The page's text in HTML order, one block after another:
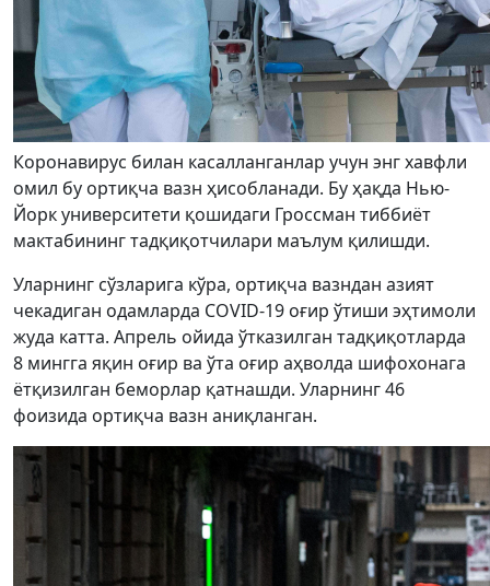
Коронавирус билан касалланганлар учун энг хавфли
омил бу ортиқча вазн ҳисобланади. Бу ҳақда Нью-
Йорк университети қошидаги Гроссман тиббиёт
мактабининг тадқиқотчилари маълум қилишди.
Уларнинг сўзларига кўра, ортиқча вазндан азият
чекадиган одамларда COVID-19 оғир ўтиши эҳтимоли
жуда катта. Апрель ойида ўтказилган тадқиқотларда
8 мингга яқин оғир ва ўта оғир аҳволда шифохонага
ётқизилган беморлар қатнашди. Уларнинг 46
фоизида ортиқча вазн аниқланган.